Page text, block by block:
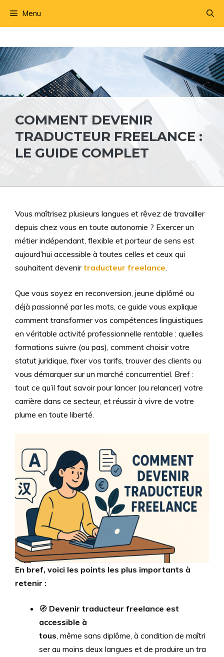
Menu
COMMENT DEVENIR
TRADUCTEUR FREELANCE :
LE GUIDE COMPLET
Vous maîtrisez plusieurs langues et rêvez de travailler
depuis chez vous en toute autonomie ? Exercer un
métier indépendant, flexible et porteur de sens est
aujourd’hui accessible à toutes celles et ceux qui
souhaitent devenirtraducteur freelance.
Que vous soyez en reconversion, jeune diplômé ou
déjà passionné par les mots, ce guide vous explique
comment transformer vos compétences linguistiques
en véritable activité professionnelle rentable : quelles
formations suivre (ou pas), comment choisir votre
statut juridique, fixer vos tarifs, trouver des clients ou
vous démarquer sur un marché concurrentiel. Bref :
tout ce qu’il faut savoir pour lancer (ou relancer) votre
carrière dans ce secteur, et réussir à vivre de votre
plume en toute liberté.
En bref, voici les points les plus importants à
retenir :
🧭 Devenir traducteur freelance est
accessible à
tous, même sans diplôme, à condition de maîtri
ser au moins deux langues et de produire un tra